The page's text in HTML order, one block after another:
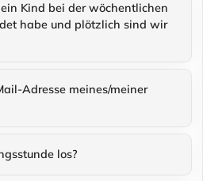
Kind bei der wöchentlichen
habe und plötzlich sind wir
Adresse meines/meiner
los?